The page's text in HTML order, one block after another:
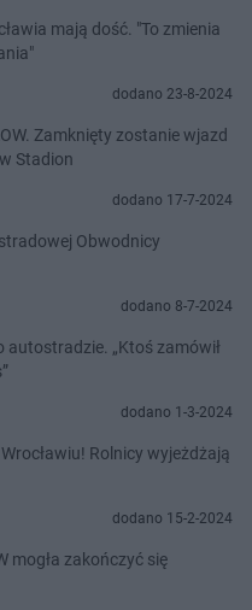
mają dość. "To zmienia
dodano 23-8-2024
Zamknięty zostanie wjazd
Stadion
dodano 17-7-2024
Obwodnicy
dodano 8-7-2024
autostradzie. „Ktoś zamówił
dodano 1-3-2024
wyjeżdżają
dodano 15-2-2024
mogła zakończyć się